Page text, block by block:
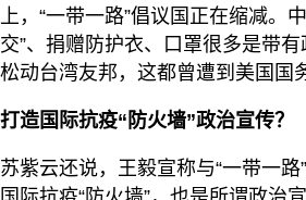
上，“一带一路”倡议国正在缩减。
交”、捐赠防护衣、口罩很多是带
松动台湾友邦，这都曾遭到美国国
打造国际抗疫“防火墙”政治宣传？
苏紫云还说，王毅宣称与“一带一路